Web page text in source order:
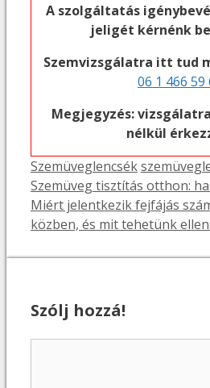
A szolgáltatás
jeligét kérnénk
Szemvizsgálatra itt tud
06 1 466 59
Megjegyzés:
nélkül
Kategória
SzemüveglencsékCímkék
Szemüveg tisztítás otthon:
Miért jelentkezik fejfájás
közben, és mit tehetünk
Szólj hozzá!